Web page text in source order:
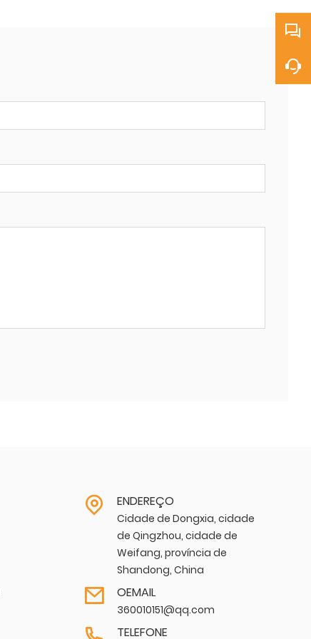
ENDEREÇO
Cidade de Dongxia, cidade
de Qingzhou, cidade de
Weifang, província de
Shandong, China
OEMAIL
360010151@qq.com
TELEFONE